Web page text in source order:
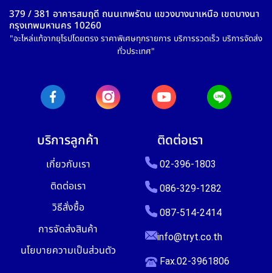
379 / 381 อาคารสมฤดี ถนนเทพรัตน แขวงบางนาเหนือ เขตบางนา
กรุงเทพมหานคร 10260
"อะไหล่แท้จากยุโรปโดยตรง ราคาพิเศษทุกรายการ บริการรวดเร็ว บริการจัดส่ง
ทั่วประเทศ"
บริการลูกค้า
เกี่ยวกับเรา
ติดต่อเรา
วิธีสั่งซื้อ
การจัดส่งสินค้า
นโยบายความเป็นส่วนตัว
ติดต่อเรา
02-396-1803
086-329-1282
087-514-2414
info@tryt.co.th
Fax.02-3961806